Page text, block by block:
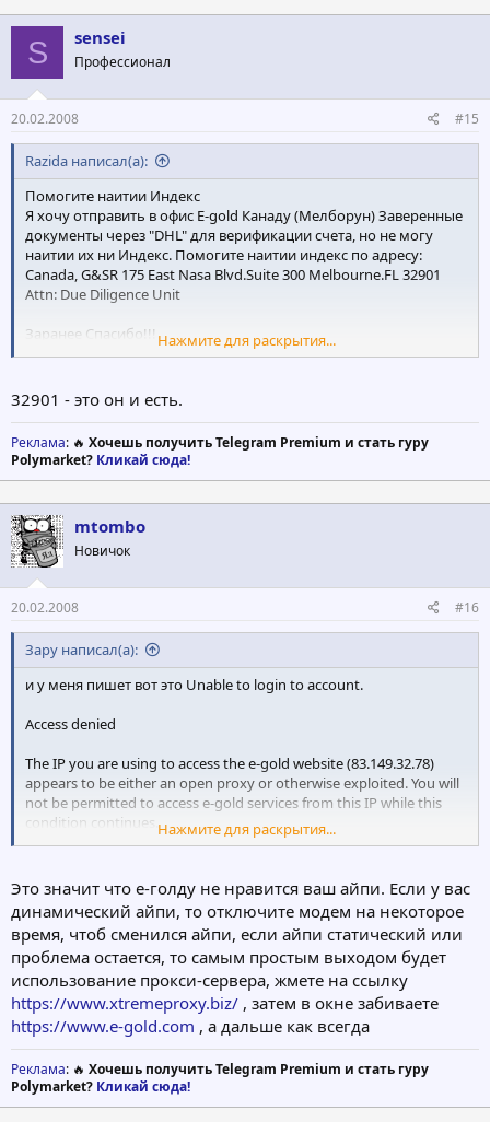
S sensei
Профессионал
20.02.2008 #15
Razida написал(а):
Помогите наитии Индекс
Я хочу отправить в офис E-gold Канаду (Мелборун) Заверенные
документы через "DHL" для верификации счета, но не могу
наитии их ни Индекс. Помогите наитии индекс по адресу:
Canada, G&SR 175 East Nasa Blvd.Suite 300 Melbourne.FL 32901
Attn: Due Diligence Unit
Заранее Спасибо!!!
ISQ-440098961
Нажмите для раскрытия...
32901 - это он и есть.
Реклама: 🔥 Хочешь получить Telegram Premium и стать гуру
Polymarket? Кликай сюда!
mtombo
Новичок
20.02.2008 #16
Зару написал(а):
и у меня пишет вот это Unable to login to account.
Access denied
The IP you are using to access the e-gold website (83.149.32.78)
appears to be either an open proxy or otherwise exploited. You will
not be permitted to access e-gold services from this IP while this
condition continues.
sure that you are computing securely. Please read and implement e-
gold's Security Recommendations.
After you have resolved any security issues, including virus removal,
it may take a day or two for your access to be re-enabled.
И как с этим боротся ? не ужели только прокси спасёт ? А я не
знаю как им пользоватся , подробных инструкций , так сказать
" для тупых " не найду . Как быть ?
Нажмите для раскрытия...
Это значит что е-голду не нравится ваш айпи. Если у вас
динамический айпи, то отключите модем на некоторое
время, чтоб сменился айпи, если айпи статический или
проблема остается, то самым простым выходом будет
использование прокси-сервера, жмете на ссылку
https://www.xtremeproxy.biz/ , затем в окне забиваете
https://www.e-gold.com , а дальше как всегда
Реклама: 🔥 Хочешь получить Telegram Premium и стать гуру
Polymarket? Кликай сюда!